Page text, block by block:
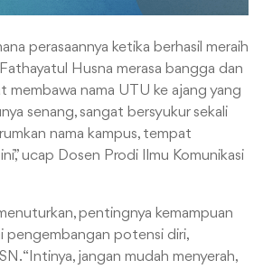
perasaannya ketika berhasil meraih
Husna merasa bangga dan
membawa nama UTU ke ajang yang
senang, sangat bersyukur sekali
nama kampus, tempat
ucap Dosen Prodi Ilmu Komunikasi
pentingnya kemampuan
pengembangan potensi diri,
“Intinya, jangan mudah menyerah,